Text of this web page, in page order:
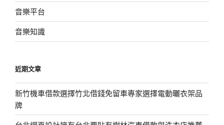
音樂平台
音樂知識
近期文章
新竹機車借款選擇竹北借錢免留車專家選擇電動曬衣架品
牌